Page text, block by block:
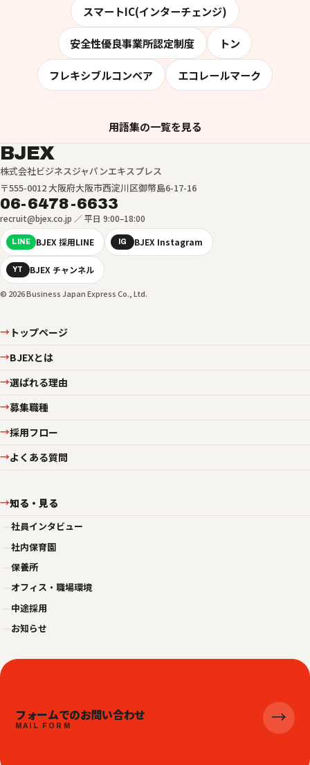
スマートIC(インターチェンジ)
安全性優良事業所認定制度 トン
フレキシブルコンベア エコレールマーク
用語集の一覧を見る
BJEX
株式会社ビジネスジャパンエキスプレス
〒555-0012 大阪府大阪市西淀川区御幣島6-17-16
06-6478-6633
recruit@bjex.co.jp ／ 平日 9:00–18:00
LINE BJEX 採用LINE IG BJEX Instagram
YT BJEX チャンネル
© 2026 Business Japan Express Co., Ltd.
→ トップページ
→BJEXとは
→選ばれる理由
→募集職種
→採用フロー
→よくある質問
→知る・見る
社員インタビュー
社内保育園
保養所
オフィス・職場環境
中途採用
お知らせ
フォームでのお問い合わせ
MAIL FORM →